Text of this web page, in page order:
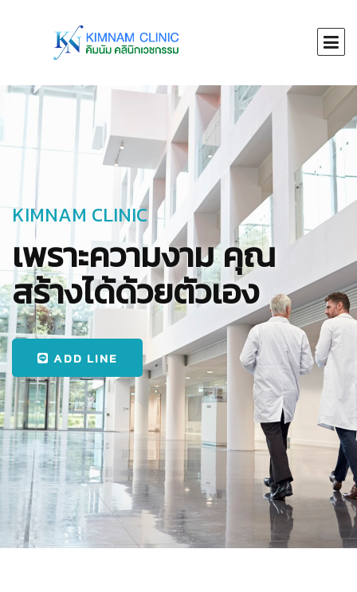
KIMNAM CLINIC
เพราะความงาม คุณ
สร้างได้ด้วยตัวเอง
ADD LINE